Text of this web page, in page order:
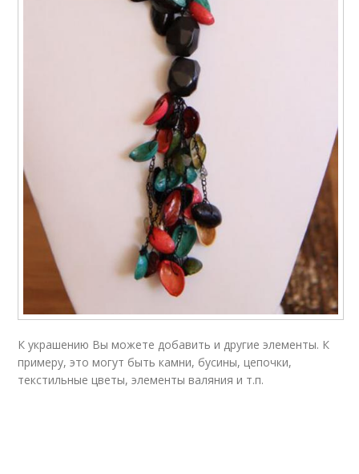
К украшению Вы можете добавить и другие элементы. К
примеру, это могут быть камни, бусины, цепочки,
текстильные цветы, элементы валяния и т.п.